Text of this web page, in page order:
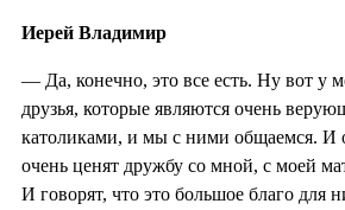
Иерей Владимир
— Да, конечно, это все есть. Ну вот у
друзья, которые являются очень
католиками, и мы с ними общаемся. И
очень ценят дружбу со мной, с моей
И говорят, что это большое благо для